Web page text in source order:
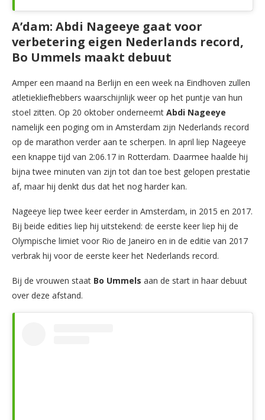
A’dam: Abdi Nageeye gaat voor
verbetering eigen Nederlands record,
Bo Ummels maakt debuut
Amper een maand na Berlijn en een week na Eindhoven zullen
atletiekliefhebbers waarschijnlijk weer op het puntje van hun
stoel zitten. Op 20 oktober onderneemt Abdi Nageeye
namelijk een poging om in Amsterdam zijn Nederlands record
op de marathon verder aan te scherpen. In april liep Nageeye
een knappe tijd van 2:06.17 in Rotterdam. Daarmee haalde hij
bijna twee minuten van zijn tot dan toe best gelopen prestatie
af, maar hij denkt dus dat het nog harder kan.
Nageeye liep twee keer eerder in Amsterdam, in 2015 en 2017.
Bij beide edities liep hij uitstekend: de eerste keer liep hij de
Olympische limiet voor Rio de Janeiro en in de editie van 2017
verbrak hij voor de eerste keer het Nederlands record.
Bij de vrouwen staat Bo Ummels aan de start in haar debuut
over deze afstand.